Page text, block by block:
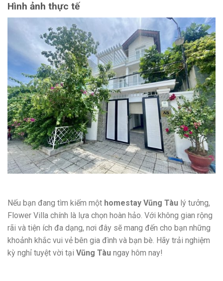
Hình ảnh thực tế
Nếu bạn đang tìm kiếm một homestay Vũng Tàu lý tưởng,
Flower Villa chính là lựa chọn hoàn hảo. Với không gian rộng
rãi và tiện ích đa dạng, nơi đây sẽ mang đến cho bạn những
khoảnh khắc vui vẻ bên gia đình và bạn bè. Hãy trải nghiệm
kỳ nghỉ tuyệt vời tại Vũng Tàu ngay hôm nay!